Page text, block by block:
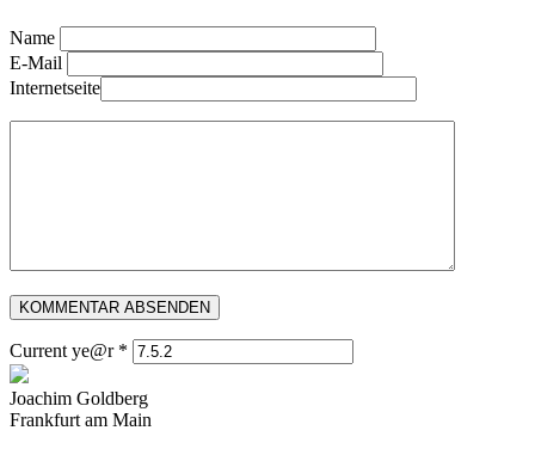
Name
E-Mail
Internetseite
Current ye@r *
Joachim Goldberg
Frankfurt am Main